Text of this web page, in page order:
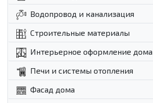
Водопровод и канализация
Строительные материалы
Интерьерное оформление дома
Печи и системы отопления
Фасад дома